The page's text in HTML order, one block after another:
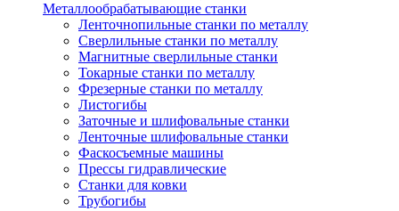
Металлообрабатывающие станки
Ленточнопильные станки по металлу
Сверлильные станки по металлу
Магнитные сверлильные станки
Токарные станки по металлу
Фрезерные станки по металлу
Листогибы
Заточные и шлифовальные станки
Ленточные шлифовальные станки
Фаскосъемные машины
Прессы гидравлические
Станки для ковки
Трубогибы